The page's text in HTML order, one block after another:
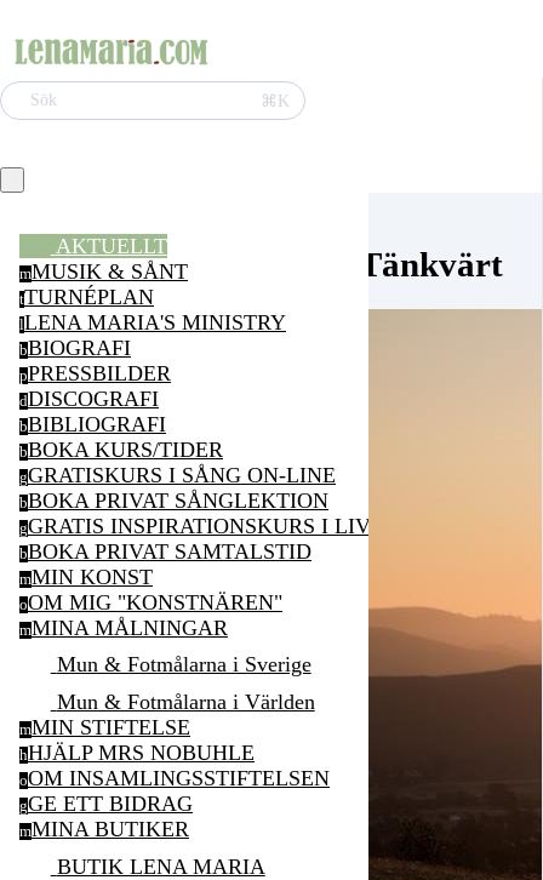
Sök ⌘K
AKTUELLT
mMUSIK & SÅNT
tTURNÉPLAN
lLENA MARIA'S MINISTRY
bBIOGRAFI
pPRESSBILDER
dDISCOGRAFI
bBIBLIOGRAFI
bBOKA KURS/TIDER
gGRATISKURS I SÅNG ON-LINE
bBOKA PRIVAT SÅNGLEKTION
gGRATIS INSPIRATIONSKURS I LIVSGLÄDJE ON-
bBOKA PRIVAT SAMTALSTID
mMIN KONST
oOM MIG "KONSTNÄREN"
mMINA MÅLNINGAR
Mun & Fotmålarna i Sverige
Mun & Fotmålarna i Världen
mMIN STIFTELSE
hHJÄLP MRS NOBUHLE
oOM INSAMLINGSSTIFTELSEN
gGE ETT BIDRAG
mMINA BUTIKER
BUTIK LENA MARIA
Tänkvärt